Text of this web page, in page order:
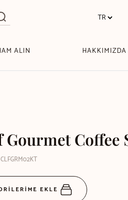
ALIN HAKKIMIZDA
Gourmet Coffee
EKLE